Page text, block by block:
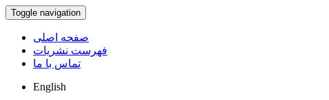
Toggle navigation
صفحه اصلی
فهرست نشریات
تماس با ما
English